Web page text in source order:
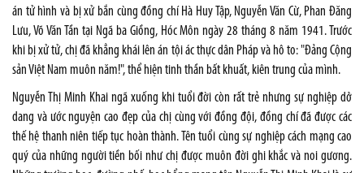
án tử hình và bị xử bắn cùng đồng chí Hà Huy Tập, Nguyễn Văn Cừ, Phan Đăng
Lưu, Võ Văn Tần tại Ngã ba Giồng, Hóc Môn ngày28 tháng 8 năm 1941 . Trước
khi bị xử tử, chị đã khẳng khái lên án tội ác thực dân Pháp và hô to: "Đảng Cộng
sản Việt Nam muôn năm!", thể hiện tinh thần bất khuất, kiên trung của mình.
Nguyễn Thị Minh Khai ngã xuống khi tuổi đời còn rất trẻ nhưng sự nghiệp dở
dang và ước nguyện cao đẹp của chị cùng với đồng đội, đồng chí đã được các
thế hệ thanh niên tiếp tục hoàn thành. Tên tuổi cùng sự nghiệp cách mạng cao
quý của những người tiền bối như chị được muôn đời ghi khắc và noi gương.